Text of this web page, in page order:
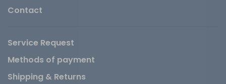
Contact
Service Request
Methods of payment
Shipping & Returns